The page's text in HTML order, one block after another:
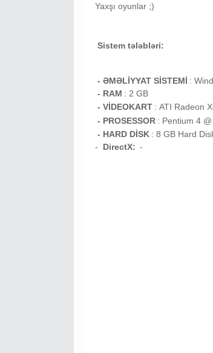
Yaxşı oyunlar ;)
Sistem tələbləri:
- ƏMƏLİYYAT SİSTEMİ :
- RAM : 2 GB
- VİDEOKART : ATI Radeon
- PROSESSOR : Pentium 4
- HARD DİSK : 8 GB Hard
-
DirectX: -